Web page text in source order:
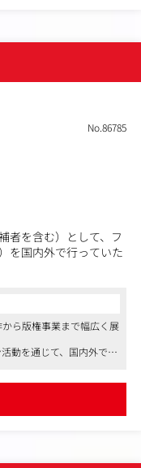
ドの創出を達成して
イトルへの参画
No.86785
者を含む）として、フ
を国内外で行っていた
ら版権事業まで幅広く展
動を通じて、国内外で影